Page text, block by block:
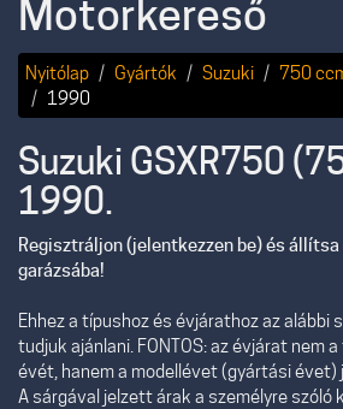
Motorkereső
Nyitólap Gyártók Suzuki 750
1990
Suzuki GSXR750
1990.
Regisztráljon (jelentkezzen be) és
garázsába!
Ehhez a típushoz és évjárathoz az
tudjuk ajánlani. FONTOS: az évjárat nem
évét, hanem a modellévet (gyártási évet)
A sárgával jelzett árak a személyre szóló